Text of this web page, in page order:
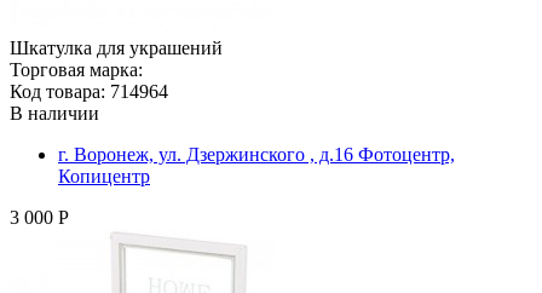
Шкатулка для украшений
Торговая марка:
Код товара: 714964
В наличии
г. Воронеж, ул. Дзержинского , д.16 Фотоцентр,
Копицентр
3 000 Р